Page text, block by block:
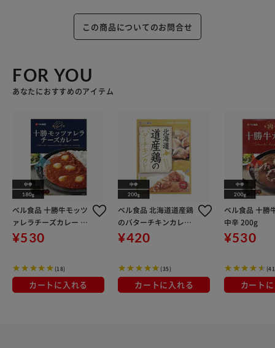
この商品についてのお問合せ
FOR YOU
あなたにおすすめのアイテム
ベル食品 十勝牛モッツ
ァレラチーズカレー 中
辛 180g
¥530
(18)
カートに入れる
ベル食品 北海道道産鶏
のバターチキンカレー
200g
¥420
(35)
カートに入れる
ベル食品 十勝
中辛 200g
¥530
カート